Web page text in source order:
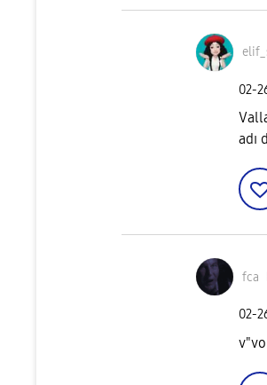
‎02-
adı
fca
‎02-